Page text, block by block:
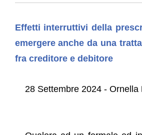
Effetti interruttivi della
emergere anche da una
fra creditore e debitore
28 Settembre 2024 - Ornella